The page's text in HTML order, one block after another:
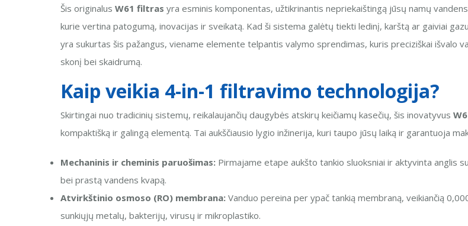
Šis originalus W61 filtras yra esminis komponentas, užtikrinantis nepriekaištingą jūsų namų
kurie vertina patogumą, inovacijas ir sveikatą. Kad ši sistema galėtų tiekti ledinį, karštą ar gaiviai
yra sukurtas šis pažangus, viename elemente telpantis valymo sprendimas, kuris preciziškai išvalo
skonį bei skaidrumą.
Kaip veikia 4-in-1 filtravimo technologija?
Skirtingai nuo tradicinių sistemų, reikalaujančių daugybės atskirų keičiamų kasečių, šis inovatyvus
kompaktišką ir galingą elementą. Tai aukščiausio lygio inžinerija, kuri taupo jūsų laiką ir garantuoja
Mechaninis ir cheminis paruošimas: Pirmajame etape aukšto tankio sluoksniai ir aktyvinta anglis
bei prastą vandens kvapą.
Atvirkštinio osmoso (RO) membrana: Vanduo pereina per ypač tankią membraną, veikiančią
sunkiųjų metalų, bakterijų, virusų ir mikroplastiko.